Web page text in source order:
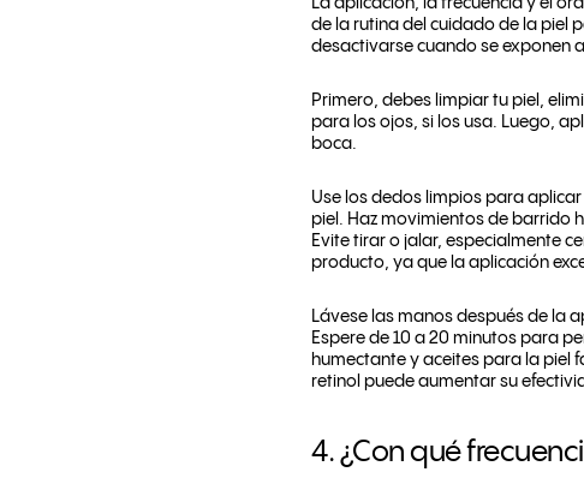
La aplicación, la frecuencia y el
de la rutina del cuidado de la piel
desactivarse cuando se exponen
Primero, debes limpiar tu piel,
para los ojos, si los usa. Luego,
boca.
Use los dedos limpios para
piel. Haz movimientos de barrido
Evite tirar o jalar, especialmente
producto, ya que la aplicación
Lávese las manos después de la
Espere de 10 a 20 minutos para
humectante y aceites para la piel
retinol puede aumentar su
4. ¿Con qué